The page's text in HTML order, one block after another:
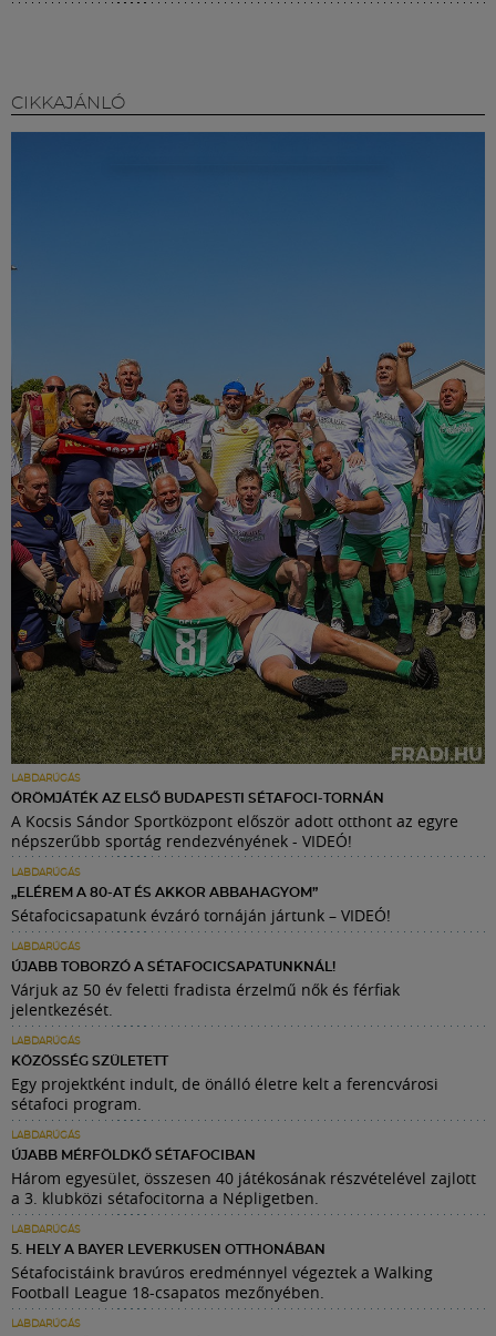
CIKKAJÁNLÓ
LABDARÚGÁS
ÖRÖMJÁTÉK AZ ELSŐ BUDAPESTI SÉTAFOCI-TORNÁN
A Kocsis Sándor Sportközpont először adott otthont az egyre
népszerűbb sportág rendezvényének - VIDEÓ!
LABDARÚGÁS
„ELÉREM A 80-AT ÉS AKKOR ABBAHAGYOM”
Sétafocicsapatunk évzáró tornáján jártunk – VIDEÓ!
LABDARÚGÁS
ÚJABB TOBORZÓ A SÉTAFOCICSAPATUNKNÁL!
Várjuk az 50 év feletti fradista érzelmű nők és férfiak
jelentkezését.
LABDARÚGÁS
KÖZÖSSÉG SZÜLETETT
Egy projektként indult, de önálló életre kelt a ferencvárosi
sétafoci program.
LABDARÚGÁS
ÚJABB MÉRFÖLDKŐ SÉTAFOCIBAN
Három egyesület, összesen 40 játékosának részvételével zajlott
a 3. klubközi sétafocitorna a Népligetben.
LABDARÚGÁS
5. HELY A BAYER LEVERKUSEN OTTHONÁBAN
Sétafocistáink bravúros eredménnyel végeztek a Walking
Football League 18-csapatos mezőnyében.
LABDARÚGÁS